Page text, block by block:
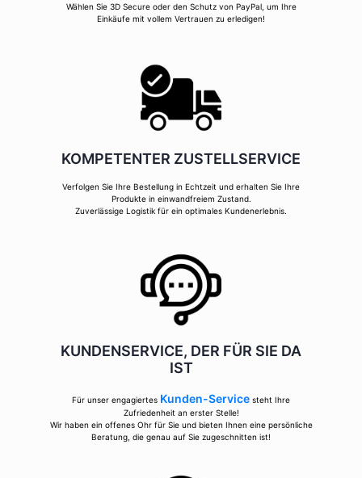
Wählen Sie 3D Secure oder den Schutz von PayPal, um Ihre
Einkäufe mit vollem Vertrauen zu erledigen!
KOMPETENTER ZUSTELLSERVICE
Verfolgen Sie Ihre Bestellung in Echtzeit und erhalten Sie Ihre
Produkte in einwandfreiem Zustand.
Zuverlässige Logistik für ein optimales Kundenerlebnis.
KUNDENSERVICE, DER FÜR SIE DA
IST
Für unser engagiertes Kunden-Service steht Ihre
Zufriedenheit an erster Stelle!
Wir haben ein offenes Ohr für Sie und bieten Ihnen eine persönliche
Beratung, die genau auf Sie zugeschnitten ist!